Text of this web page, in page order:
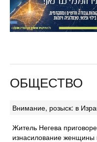
ОБЩЕСТВО
Внимание, розыск: в
Житель Негева
изнасилование женщины